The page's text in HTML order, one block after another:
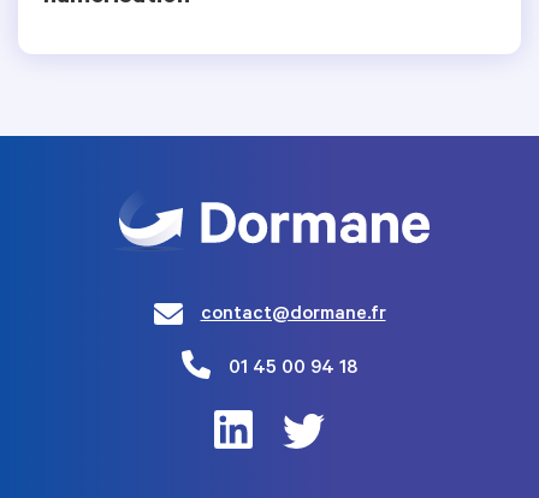
contact@dormane.fr
01 45 00 94 18